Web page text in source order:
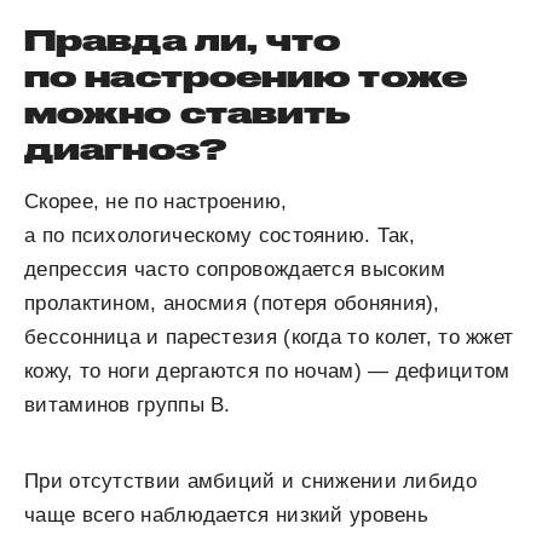
Правда ли, что
по настроению тоже
можно ставить
диагноз?
Скорее, не по настроению,
а по психологическому состоянию. Так,
депрессия часто сопровождается высоким
пролактином, аносмия (потеря обоняния),
бессонница и парестезия (когда то колет, то жжет
кожу, то ноги дергаются по ночам) — дефицитом
витаминов группы В.
При отсутствии амбиций и снижении либидо
чаще всего наблюдается низкий уровень